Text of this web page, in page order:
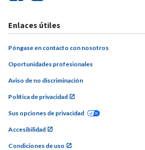
Enlaces útiles
Póngase en contacto con nosotros
Oportunidades profesionales
Aviso de no discriminación
Política de privacidad
Sus opciones de privacidad
Accesibilidad
Condiciones de uso